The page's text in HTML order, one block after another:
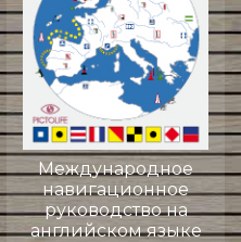
Международное
навигационное
руководство на
английском языке